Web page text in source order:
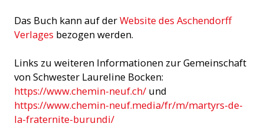
Das Buch kann auf derWebsite des Aschendorff
Verlages bezogen werden.
Links zu weiteren Informationen zur Gemeinschaft
von Schwester Laureline Bocken:
https://www.chemin-neuf.ch/ und
https://www.chemin-neuf.media/fr/m/martyrs-de-
la-fraternite-burundi/